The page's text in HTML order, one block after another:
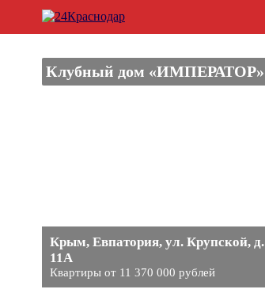
Клубный дом «ИМПЕРАТОР»
Крым, Евпатория, ул. Крупской, д.
11А
Квартиры от 11 370 000 рублей